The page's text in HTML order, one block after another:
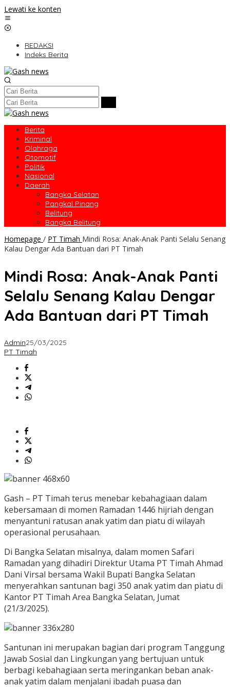
Lewati ke konten
REDAKSI
Indeks Berita
Berita
Kriminal
Olahraga
Otomotif
Politik
Nasional
Daerah
Bangka Selatan
Pangkal Pinang
Belitung
Bangka Belitung
Homepage / PT Timah Mindi Rosa: Anak-Anak Panti Selalu Senang
Kalau Dengar Ada Bantuan dari PT Timah
Mindi Rosa: Anak-Anak Panti
Selalu Senang Kalau Dengar
Ada Bantuan dari PT Timah
Admin25/03/2025
PT Timah
Gash – PT Timah terus menebar kebahagiaan dalam
kebersamaan di momen Ramadan 1446 hijriah dengan
menyantuni ratusan anak yatim dan piatu di wilayah
operasional perusahaan.
Di Bangka Selatan misalnya, dalam momen Safari
Ramadan yang dihadiri Direktur Utama PT Timah Ahmad
Dani Virsal bersama Wakil Bupati Bangka Selatan
menyerahkan santunan bagi 350 anak yatim dan piatu di
Kantor PT Timah Area Bangka Selatan, Jumat
(21/3/2025).
Santunan ini merupakan bagian dari program Tanggung
Jawab Sosial dan Lingkungan yang bertujuan untuk
berbagi kebahagiaan serta meringankan beban anak-
anak yatim dalam menjalani ibadah puasa dan